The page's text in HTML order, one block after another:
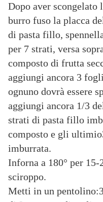
Dopo aver scongelato
burro fuso la placca
di pasta fillo,
per 7 strati, versa
composto di frutta
aggiungi ancora 3
ognuno dovrà essere
aggiungi ancora 1/3
strati di pasta fillo
composto e gli
imburrata.
Inforna a 180° per
sciroppo.
Metti in un